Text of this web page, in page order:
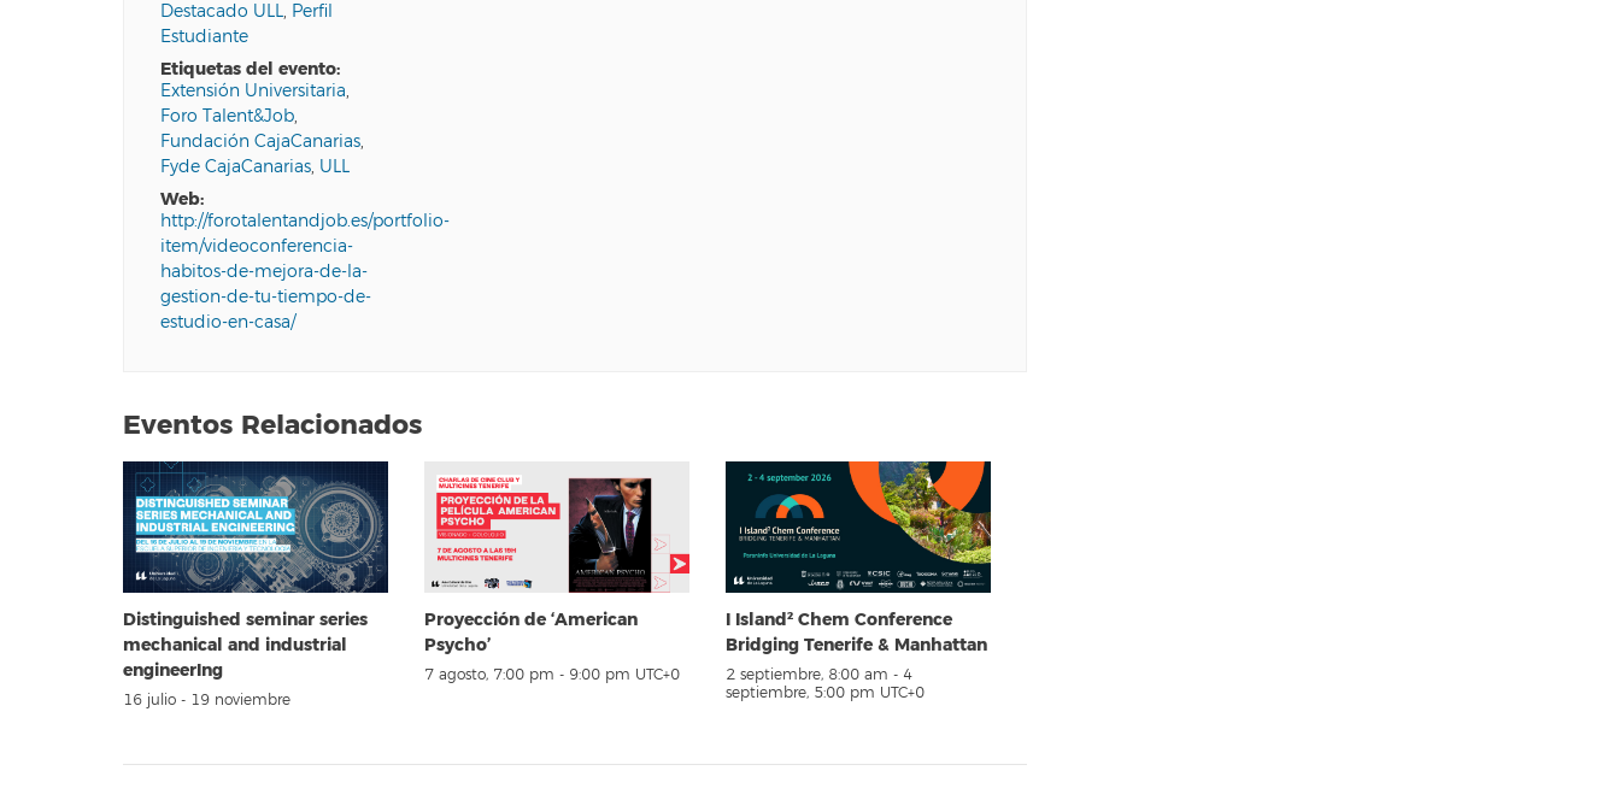
Destacado ULL, Perfil
Estudiante
etiquetas del evento:
Extensión Universitaria,
Foro Talent&Job,
Fundación CajaCanarias,
Fyde CajaCanarias, ULL
web:
http://forotalentandjob.es/portfolio-
item/videoconferencia-
habitos-de-mejora-de-la-
gestion-de-tu-tiempo-de-
estudio-en-casa/
Eventos Relacionados
Distinguished seminar series
mechanical and industrial
engineerIng
16 julio - 19 noviembre
Proyección de ‘American
Psycho’
7 agosto, 7:00 pm - 9:00 pm UTC+0
I Island² Chem Conference
Bridging Tenerife & Manhattan
2 septiembre, 8:00 am - 4
septiembre, 5:00 pm UTC+0